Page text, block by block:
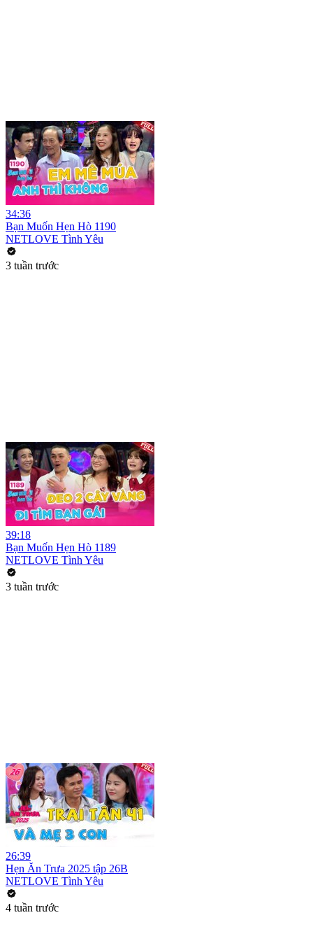
34:36
Bạn Muốn Hẹn Hò 1190
NETLOVE Tình Yêu
3 tuần trước
39:18
Bạn Muốn Hẹn Hò 1189
NETLOVE Tình Yêu
3 tuần trước
26:39
Hẹn Ăn Trưa 2025 tập 26B
NETLOVE Tình Yêu
4 tuần trước